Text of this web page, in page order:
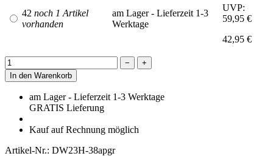
42 noch 1 Artikel
vorhanden
am Lager - Lieferzeit 1-3
Werktage
UVP:
59,95 €
42,95 €
−
+
In den Warenkorb
am Lager - Lieferzeit 1-3 Werktage
GRATIS Lieferung
Kauf auf Rechnung möglich
Artikel-Nr.: DW23H-38apgr